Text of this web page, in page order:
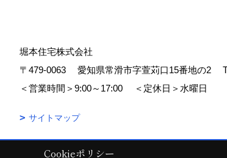
堀本住宅株式会社
〒479-0063
愛知県常滑市字萱苅口15番地の2
＜営業時間＞9:00～17:00
＜定休日＞水曜日
サイトマップ
Copyright (c) 堀本住宅株式会社. All Rights Reserved.
Cookieポリシー